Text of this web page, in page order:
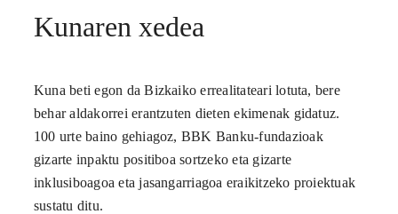
Kunaren xedea
Kuna beti egon da Bizkaiko errealitateari lotuta, bere
behar aldakorrei erantzuten dieten ekimenak gidatuz.
100 urte baino gehiagoz, BBK Banku-fundazioak
gizarte inpaktu positiboa sortzeko eta gizarte
inklusiboagoa eta jasangarriagoa eraikitzeko proiektuak
sustatu ditu.